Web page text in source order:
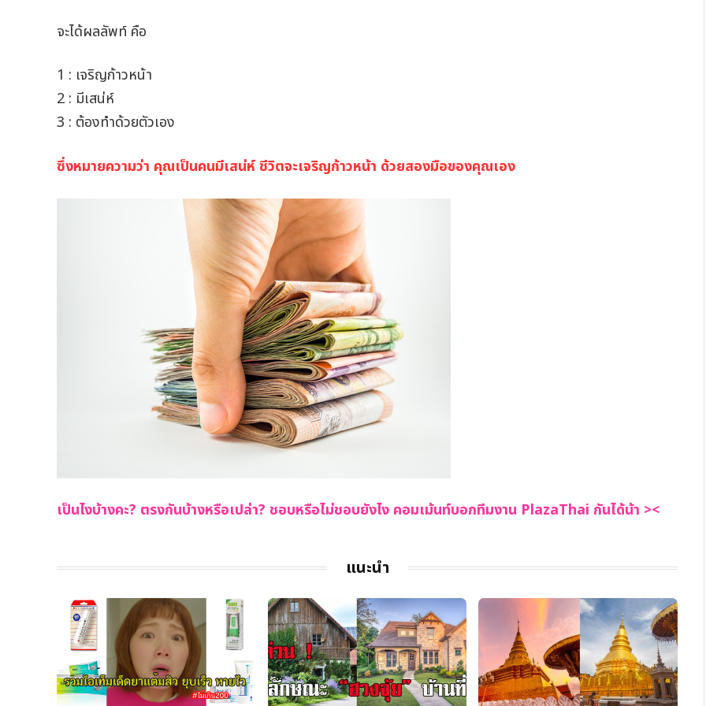
จะได้ผลลัพท์ คือ
1 : เจริญก้าวหน้า
2 : มีเสน่ห์
3 : ต้องทำด้วยตัวเอง
ซึ่งหมายความว่า คุณเป็นคนมีเสน่ห์ ชีวิตจะเจริญก้าวหน้า ด้วยสองมือของคุณเอง
เป็นไงบ้างคะ? ตรงกันบ้างหรือเปล่า? ชอบหรือไม่ชอบยังไง คอมเม้นท์บอกทีมงาน PlazaThai กันได้น้า ><
แนะนำ